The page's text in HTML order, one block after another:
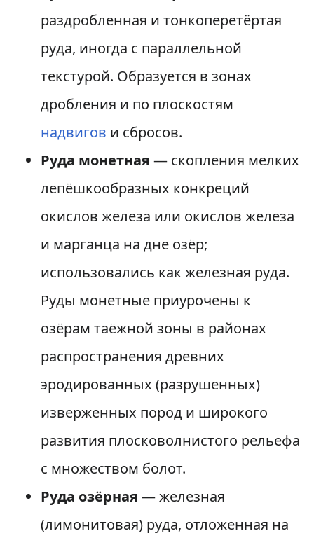
раздробленная и тонкоперетёртая
руда, иногда с параллельной
текстурой. Образуется в зонах
дробления и по плоскостям
надвигов и сбросов.
Руда монетная — скопления мелких
лепёшкообразных конкреций
окислов железа или окислов железа
и марганца на дне озёр;
использовались как железная руда.
Руды монетные приурочены к
озёрам таёжной зоны в районах
распространения древних
эродированных (разрушенных)
изверженных пород и широкого
развития плосковолнистого рельефа
с множеством болот.
Руда озёрная — железная
(лимонитовая) руда, отложенная на